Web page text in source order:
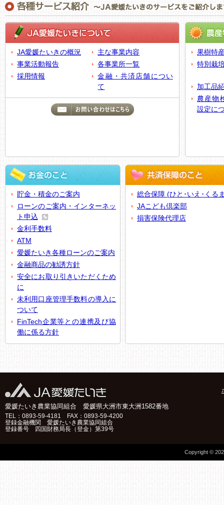
JA愛媛たいきの概況
主な事業内容
事業活動報告
各事業所一覧
採用情報
金融・共済店舗につい
て
果樹特
特別栽
加工品
農産物
設定に
貯金・積金のご案内
ローンのご案内・インターネッ
ト申込
金利手数料
ATM
愛媛たいき各種ローンのご案内
金融商品の勧誘方針
安全にお取り引きいただくため
に
未利用口座管理手数料の導入に
ついて
FinTech企業等との連携及び協
働に係る方針
総合保障 (ひと･いえ･くる
JAこども倶楽部
損害保険代理店
愛媛たいき農業協同組合 愛媛県大洲市東大洲1582番地
TEL： 0893-59-4181 FAX： 0893-59-4200
登録金融機関 愛媛たいき農業協同組合
登録番号 四国財務局長（登金）第39号
Copyright ©